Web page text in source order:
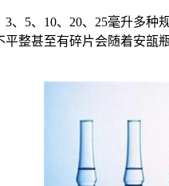
5、10、20、25毫升多种
整甚至有碎片会随着安